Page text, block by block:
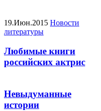
19.Июн.2015 Новости
литературы
Любимые книги
российских актрис
Невыдуманные
истории